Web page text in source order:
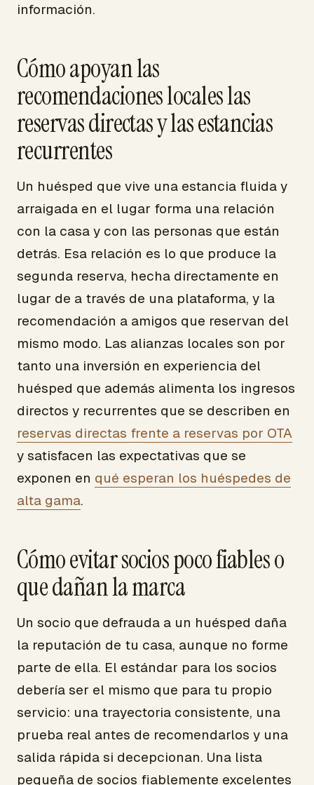
información.
Cómo apoyan las
recomendaciones locales las
reservas directas y las estancias
recurrentes
Un huésped que vive una estancia fluida y
arraigada en el lugar forma una relación
con la casa y con las personas que están
detrás. Esa relación es lo que produce la
segunda reserva, hecha directamente en
lugar de a través de una plataforma, y la
recomendación a amigos que reservan del
mismo modo. Las alianzas locales son por
tanto una inversión en experiencia del
huésped que además alimenta los ingresos
directos y recurrentes que se describen en
reservas directas frente a reservas por OTA
y satisfacen las expectativas que se
exponen en qué esperan los huéspedes de
alta gama.
Cómo evitar socios poco fiables o
que dañan la marca
Un socio que defrauda a un huésped daña
la reputación de tu casa, aunque no forme
parte de ella. El estándar para los socios
debería ser el mismo que para tu propio
servicio: una trayectoria consistente, una
prueba real antes de recomendarlos y una
salida rápida si decepcionan. Una lista
pequeña de socios fiablemente excelentes